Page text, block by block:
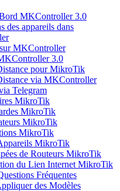
MKController 3.0
des appareils dans
MKController
3.0
pour MikroTik
via MKController
Telegram
MikroTik
MikroTik
MikroTik
MikroTik
MikroTik
de Routeurs MikroTik
du Lien Internet MikroTik
Fréquentes
des Modèles